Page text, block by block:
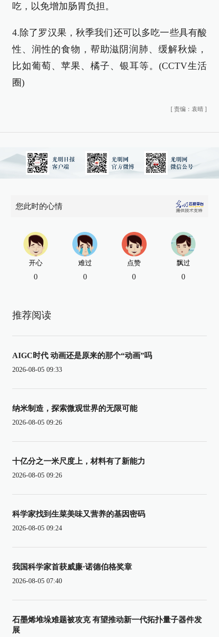
吃，以免增加肠胃负担。
4.除了罗汉果，秋季我们还可以多吃一些具有酸
性、润性的食物，帮助滋阴润肺、缓解秋燥，
比如葡萄、苹果、橘子、银耳等。(CCTV生活
圈)
[ 责编：袁晴 ]
您此时的心情
开心
0
难过
0
点赞
0
飘过
0
推荐阅读
AIGC时代 动画还是原来的那个“动画”吗
2026-08-05 09:33
纳米制造，探索微观世界的无限可能
2026-08-05 09:26
十亿分之一米尺度上，材料有了新能力
2026-08-05 09:26
科学家找到生菜美味又营养的基因密码
2026-08-05 09:24
我国科学家首获威廉·诺德伯格奖章
2026-08-05 07:40
石墨烯堆垛难题被攻克 有望推动新一代拓扑量子器件发
展